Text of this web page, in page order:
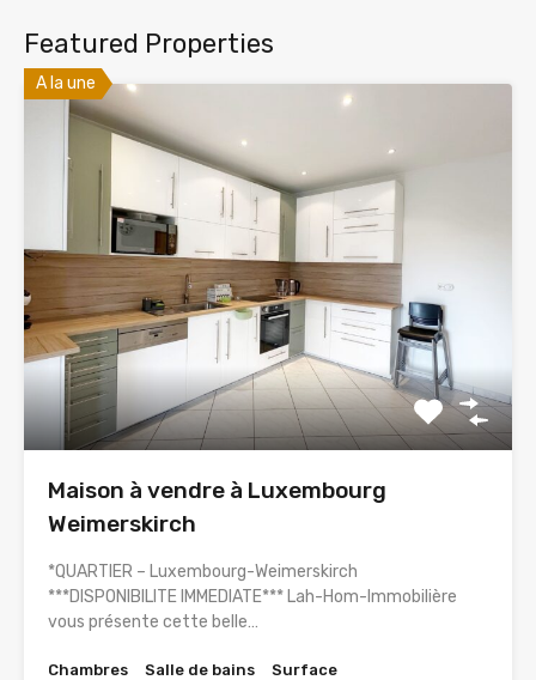
Featured Properties
A la une
Maison à vendre à Luxembourg
Weimerskirch
*QUARTIER – Luxembourg-Weimerskirch
***DISPONIBILITE IMMEDIATE*** Lah-Hom-Immobilière
vous présente cette belle…
Chambres
Salle de bains
Surface